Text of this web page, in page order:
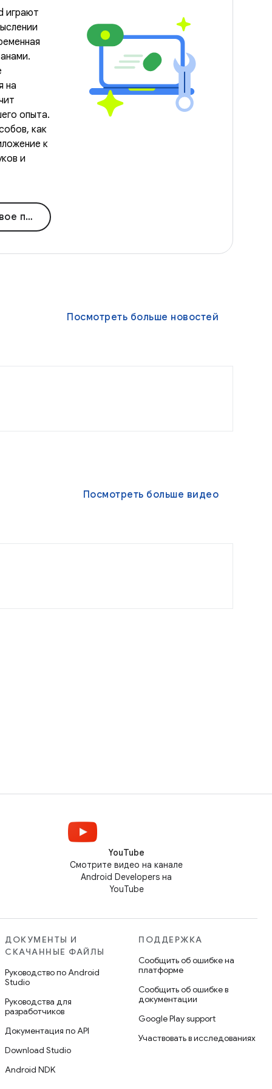
играют
на
опыта.
как
к
и
Посмотреть больше новостей
Посмотреть больше видео
YouTube
Смотрите видео на канале
Android Developers на
YouTube
ДОКУМЕНТЫ И
СКАЧАННЫЕ ФАЙЛЫ
Руководство по Android
Studio
Руководства для
разработчиков
Документация по API
Download Studio
Android NDK
ПОДДЕРЖКА
Сообщить об ошибке на
платформе
Сообщить об ошибке в
документации
Google Play support
Участвовать в исследованиях